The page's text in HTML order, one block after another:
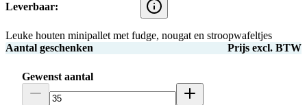
Leverbaar:
Leuke houten minipallet met fudge, nougat en stroopwafeltjes
Aantal geschenken
Prijs excl. BTW
Gewenst aantal